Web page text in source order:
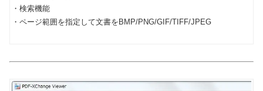
・検索機能
・ページ範囲を指定して文書をBMP/PNG/GIF/TIFF/JPEG